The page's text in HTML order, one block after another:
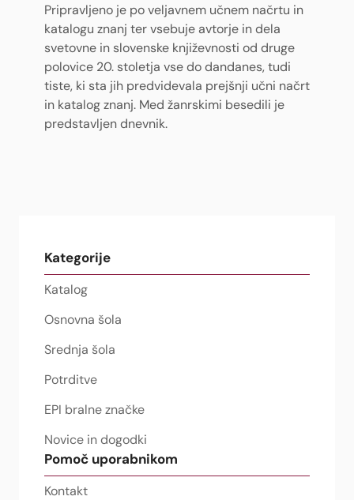
Pripravljeno je po veljavnem učnem načrtu in
katalogu znanj ter vsebuje avtorje in dela
svetovne in slovenske književnosti od druge
polovice 20. stoletja vse do dandanes, tudi
tiste, ki sta jih predvidevala prejšnji učni načrt
in katalog znanj. Med žanrskimi besedili je
predstavljen dnevnik.
Kategorije
Katalog
Osnovna šola
Srednja šola
Potrditve
EPI bralne značke
Novice in dogodki
Pomoč uporabnikom
Kontakt